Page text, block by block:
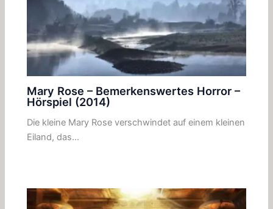
Mary Rose – Bemerkenswertes Horror –
Hörspiel (2014)
Die kleine Mary Rose verschwindet auf einem kleinen
Eiland, das…